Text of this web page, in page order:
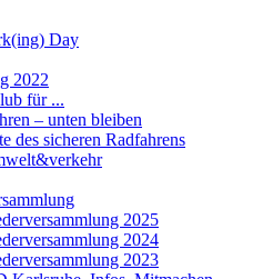
Day
2022
für ...
– unten bleiben
des sicheren Radfahrens
2025
2024
2023